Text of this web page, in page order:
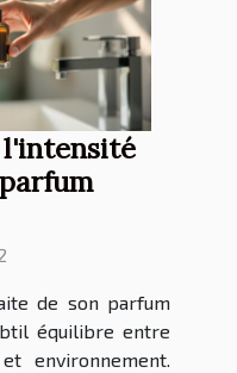
l'intensité
de son parfum
équilibre entre
environnement.